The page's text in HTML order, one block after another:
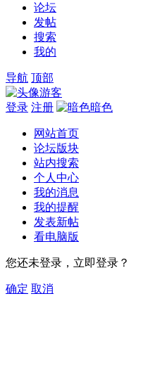
论坛
发帖
搜索
我的
导航 顶部
游客
登录 注册 暗色
网站首页
论坛版块
站内搜索
个人中心
我的消息
我的提醒
发表新帖
看电脑版
您还未登录，立即登录？
确定 取消